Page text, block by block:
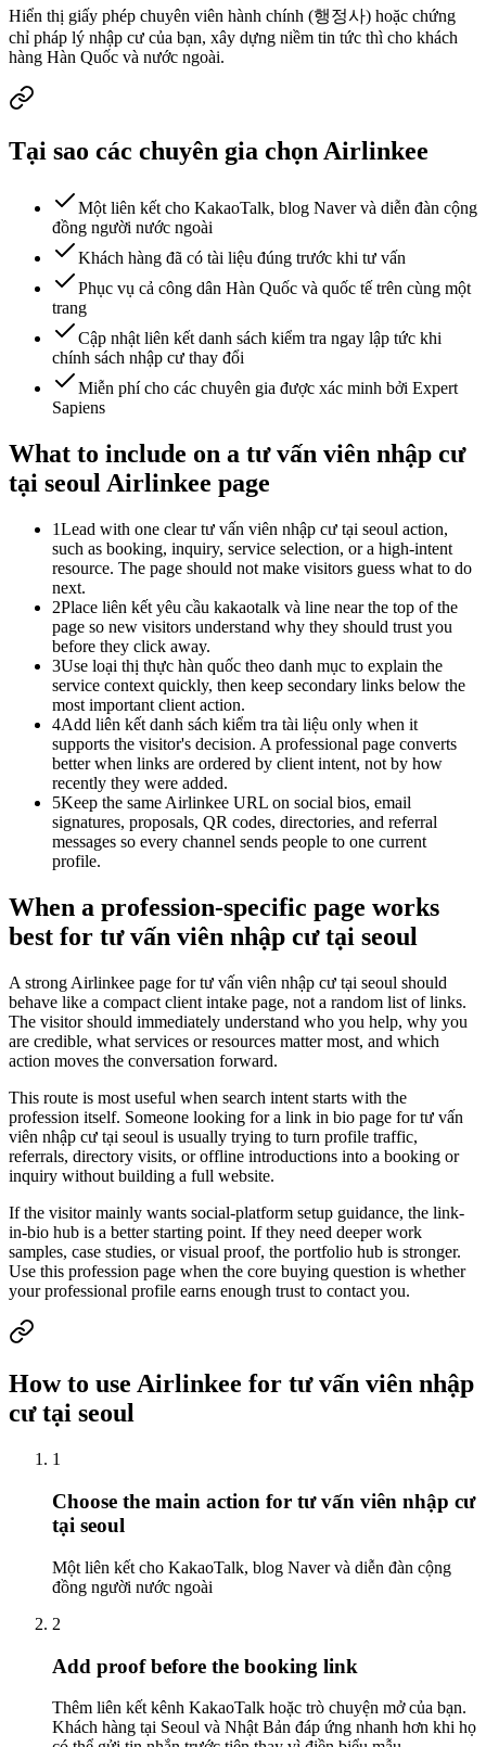
Hiển thị giấy phép chuyên viên hành chính (행정사) hoặc chứng
chỉ pháp lý nhập cư của bạn, xây dựng niềm tin tức thì cho khách
hàng Hàn Quốc và nước ngoài.
Tại sao các chuyên gia chọn Airlinkee
Một liên kết cho KakaoTalk, blog Naver và diễn đàn cộng
đồng người nước ngoài
Khách hàng đã có tài liệu đúng trước khi tư vấn
Phục vụ cả công dân Hàn Quốc và quốc tế trên cùng một
trang
Cập nhật liên kết danh sách kiểm tra ngay lập tức khi
chính sách nhập cư thay đổi
Miễn phí cho các chuyên gia được xác minh bởi Expert
Sapiens
What to include on a tư vấn viên nhập cư
tại seoul Airlinkee page
1Lead with one clear tư vấn viên nhập cư tại seoul action,
such as booking, inquiry, service selection, or a high-intent
resource. The page should not make visitors guess what to do
next.
2Place liên kết yêu cầu kakaotalk và line near the top of the
page so new visitors understand why they should trust you
before they click away.
3Use loại thị thực hàn quốc theo danh mục to explain the
service context quickly, then keep secondary links below the
most important client action.
4Add liên kết danh sách kiểm tra tài liệu only when it
supports the visitor's decision. A professional page converts
better when links are ordered by client intent, not by how
recently they were added.
5Keep the same Airlinkee URL on social bios, email
signatures, proposals, QR codes, directories, and referral
messages so every channel sends people to one current
profile.
When a profession-specific page works
best for tư vấn viên nhập cư tại seoul
A strong Airlinkee page for tư vấn viên nhập cư tại seoul should
behave like a compact client intake page, not a random list of links.
The visitor should immediately understand who you help, why you
are credible, what services or resources matter most, and which
action moves the conversation forward.
This route is most useful when search intent starts with the
profession itself. Someone looking for a link in bio page for tư vấn
viên nhập cư tại seoul is usually trying to turn profile traffic,
referrals, directory visits, or offline introductions into a booking or
inquiry without building a full website.
If the visitor mainly wants social-platform setup guidance, the link-
in-bio hub is a better starting point. If they need deeper work
samples, case studies, or visual proof, the portfolio hub is stronger.
Use this profession page when the core buying question is whether
your professional profile earns enough trust to contact you.
How to use Airlinkee for tư vấn viên nhập
cư tại seoul
1
Choose the main action for tư vấn viên nhập cư
tại seoul
Một liên kết cho KakaoTalk, blog Naver và diễn đàn cộng
đồng người nước ngoài
2
Add proof before the booking link
Thêm liên kết kênh KakaoTalk hoặc trò chuyện mở của bạn.
Khách hàng tại Seoul và Nhật Bản đáp ứng nhanh hơn khi họ